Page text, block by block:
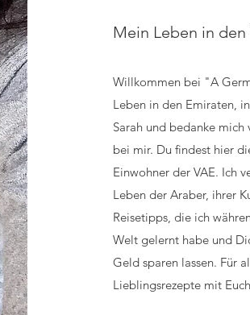
Mein Leben in
Willkommen bei "A
Leben in den Emiraten,
Sarah und bedanke mich
bei mir. Du findest hier
Einwohner der VAE. Ich
Leben der Araber, ihrer
Reisetipps, die ich
Welt gelernt habe und
Geld sparen lassen. Für
Lieblingsrezepte mit